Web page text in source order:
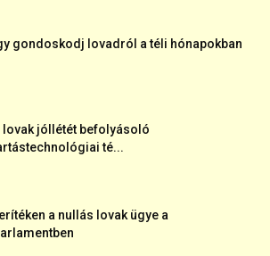
gondoskodj lovadról a téli hónapokban
lovak jóllétét befolyásoló
té...
a nullás lovak ügye a